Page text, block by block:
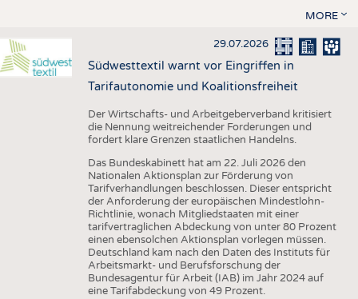
MORE
29.07.2026
Südwesttextil warnt vor Eingriffen in
Tarifautonomie und Koalitionsfreiheit
Der Wirtschafts- und Arbeitgeberverband kritisiert
die Nennung weitreichender Forderungen und
fordert klare Grenzen staatlichen Handelns.
Das Bundeskabinett hat am 22. Juli 2026 den
Nationalen Aktionsplan zur Förderung von
Tarifverhandlungen beschlossen. Dieser entspricht
der Anforderung der europäischen Mindestlohn-
Richtlinie, wonach Mitgliedstaaten mit einer
tarifvertraglichen Abdeckung von unter 80 Prozent
einen ebensolchen Aktionsplan vorlegen müssen.
Deutschland kam nach den Daten des Instituts für
Arbeitsmarkt- und Berufsforschung der
Bundesagentur für Arbeit (IAB) im Jahr 2024 auf
eine Tarifabdeckung von 49 Prozent.